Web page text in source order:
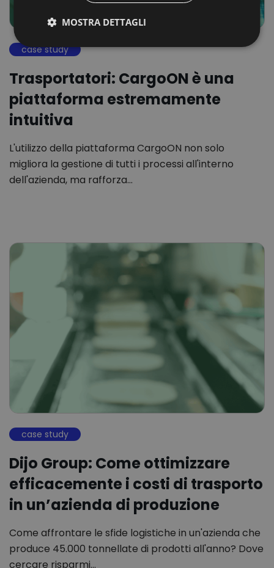
case study
Trasportatori: CargoON è una
piattaforma estremamente
intuitiva
L'utilizzo della piattaforma CargoON non solo
migliora la gestione di tutti i processi all'interno
dell'azienda, ma rafforza…
case study
Dijo Group: Come ottimizzare
efficacemente i costi di trasporto
in un’azienda di produzione
Come affrontare le sfide logistiche in un'azienda che
produce 45.000 tonnellate di prodotti all'anno? Dove
cercare risparmi…
MOSTRA DETTAGLI